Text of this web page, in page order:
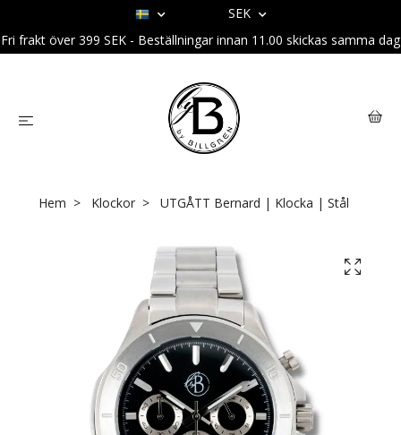
SEK
Fri frakt över 399 SEK - Beställningar innan 11.00 skickas samma dag
Hem Klockor UTGÅTT Bernard | Klocka | Stål